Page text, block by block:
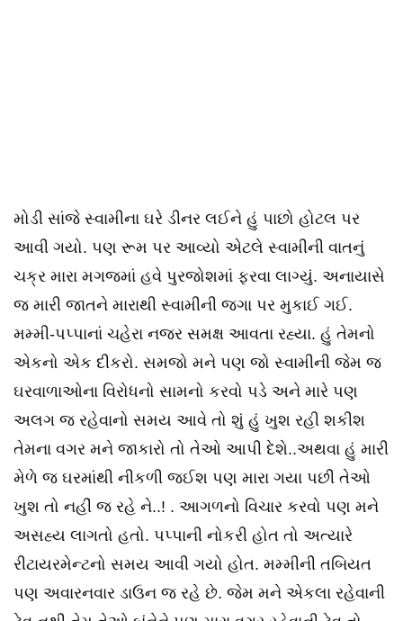
મોડી સાંજે સ્વામીના ઘરે ડીનર લઈને હું પાછો હોટલ પર
આવી ગયો. પણ રૂમ પર આવ્યો એટલે સ્વામીની વાતનું
ચક્ર મારા મગજમાં હવે પુરજોશમાં ફરવા લાગ્યું. અનાયાસે
જ મારી જાતને મારાથી સ્વામીની જગા પર મુકાઈ ગઈ.
મમ્મી-પપ્પાનાં ચહેરા નજર સમક્ષ આવતા રહ્યા. હું તેમનો
એકનો એક દીકરો. સમજો મને પણ જો સ્વામીની જેમ જ
ઘરવાળાઓના વિરોધનો સામનો કરવો પડે અને મારે પણ
અલગ જ રહેવાનો સમય આવે તો શું હું ખુશ રહી શકીશ
તેમના વગર મને જાકારો તો તેઓ આપી દેશે..અથવા હું મારી
મેળે જ ઘરમાંથી નીકળી જઈશ પણ મારા ગયા પછી તેઓ
ખુશ તો નહીં જ રહે ને..! . આગળનો વિચાર કરવો પણ મને
અસહ્ય લાગતો હતો. પપ્પાની નોકરી હોત તો અત્યારે
રીટાયરમેન્ટનો સમય આવી ગયો હોત. મમ્મીની તબિયત
પણ અવારનવાર ડાઉન જ રહે છે. જેમ મને એકલા રહેવાની